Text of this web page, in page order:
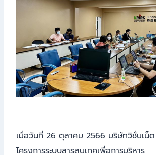
เมื่อวันที่ 26 ตุลาคม 2566 บริษัทวิชั่นเน็ต
โครงการระบบสารสนเทศเพื่อการบริหาร